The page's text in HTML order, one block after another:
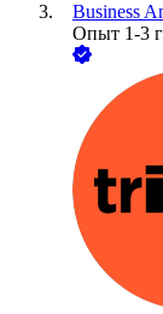
Business
Опыт 1-3